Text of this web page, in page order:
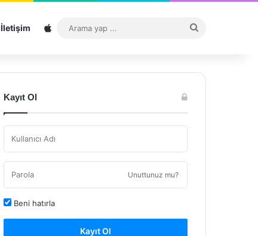
İletişim Sitemap
...
Kayıt Ol
Unuttunuz mu?
Beni hatırla
Kayıt Ol